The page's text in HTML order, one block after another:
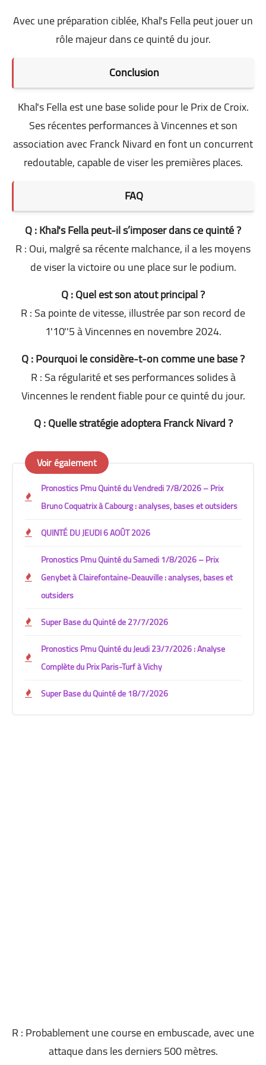
Avec une préparation ciblée, Khal's Fella peut jouer un
rôle majeur dans ce quinté du jour.
Conclusion
Khal's Fella est une base solide pour le Prix de Croix.
Ses récentes performances à Vincennes et son
association avec Franck Nivard en font un concurrent
redoutable, capable de viser les premières places.
FAQ
Q : Khal's Fella peut-il s’imposer dans ce quinté ?
R : Oui, malgré sa récente malchance, il a les moyens
de viser la victoire ou une place sur le podium.
Q : Quel est son atout principal ?
R : Sa pointe de vitesse, illustrée par son record de
1'10''5 à Vincennes en novembre 2024.
Q : Pourquoi le considère-t-on comme une base ?
R : Sa régularité et ses performances solides à
Vincennes le rendent fiable pour ce quinté du jour.
Q : Quelle stratégie adoptera Franck Nivard ?
Voir également
Pronostics Pmu Quinté du Vendredi 7/8/2026 – Prix
Bruno Coquatrix à Cabourg : analyses, bases et outsiders
QUINTÉ DU JEUDI 6 AOÛT 2026
Pronostics Pmu Quinté du Samedi 1/8/2026 – Prix
Genybet à Clairefontaine-Deauville : analyses, bases et
outsiders
Super Base du Quinté de 27/7/2026
Pronostics Pmu Quinté du Jeudi 23/7/2026 : Analyse
Complète du Prix Paris-Turf à Vichy
Super Base du Quinté de 18/7/2026
R : Probablement une course en embuscade, avec une
attaque dans les derniers 500 mètres.